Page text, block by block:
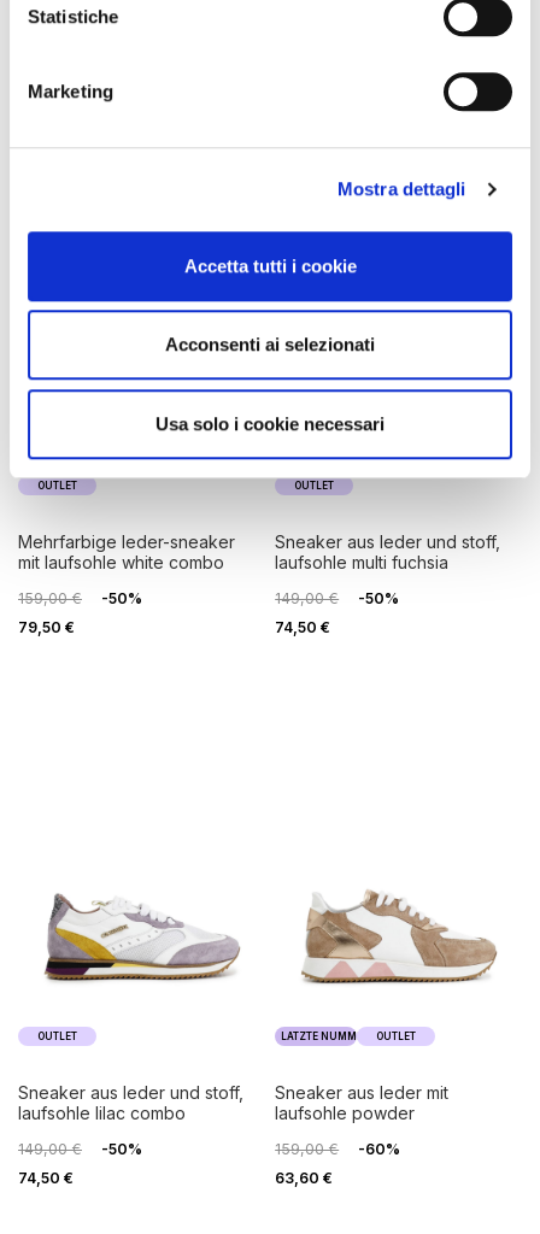
Statistiche
Marketing
Mostra dettagli
Accetta tutti i cookie
Acconsenti ai selezionati
Usa solo i cookie necessari
an den enden
OUTLET
mehrfarbige leder-sneaker
mit laufsohle white combo
159,00 €
-50%
79,50 €
OUTLET
sneaker aus leder und stoff,
laufsohle multi fuchsia
149,00 €
-50%
74,50 €
OUTLET
sneaker aus leder und stoff,
laufsohle lilac combo
149,00 €
-50%
74,50 €
LATZTE NUMMER OUTLET
sneaker aus leder mit
laufsohle powder
159,00 €
-60%
63,60 €